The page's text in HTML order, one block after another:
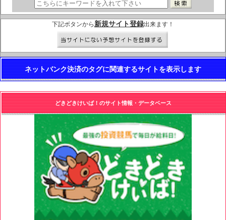
下記ボタンから 新規サイト登録出来ます！
ネットバンク決済のタグに関連するサイトを表示します
どきどきけいば！のサイト情報・データベース